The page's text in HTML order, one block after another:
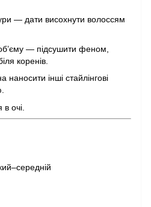
— дати висохнути волоссям
— підсушити феном,
коренів.
наносити інші стайлінгові
очі.